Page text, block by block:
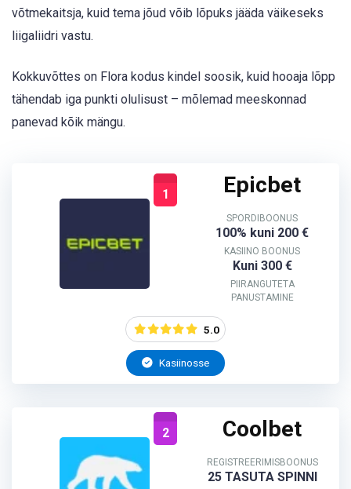
võtmekaitsja, kuid tema jõud võib lõpuks jääda väikeseks
liigaliidri vastu.
Kokkuvõttes on Flora kodus kindel soosik, kuid hooaja lõpp
tähendab iga punkti olulisust – mõlemad meeskonnad
panevad kõik mängu.
1 Epicbet
SPORDIBOONUS
100% kuni 200 €
KASIINO BOONUS
Kuni 300 €
PIIRANGUTETA
PANUSTAMINE
5.0
Kasiinosse
2 Coolbet
REGISTREERIMISBOONUS
25 TASUTA SPINNI